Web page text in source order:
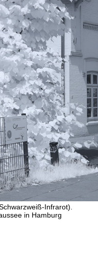
Infrarot).
in Hamburg